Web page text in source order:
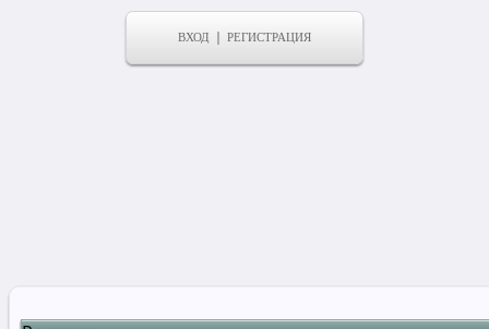
ВХОД РЕГИСТРАЦИЯ